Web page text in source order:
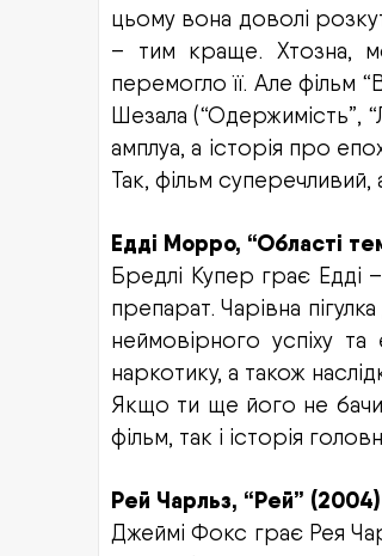
цьому вона доволі
– тим краще. Хтозна,
перемогло її. Але фільм
Шезала (“Одержимість”,
амплуа, а історія про
Так, фільм
Едді Морро, “Області
Бредлі Купер грає Едді
препарат. Чарівна
неймовірного успіху та
наркотику, а також
Якщо ти ще його не
фільм, так і історія
Рей Чарльз, “Рей” (2004)
Джеймі Фокс грає Рея